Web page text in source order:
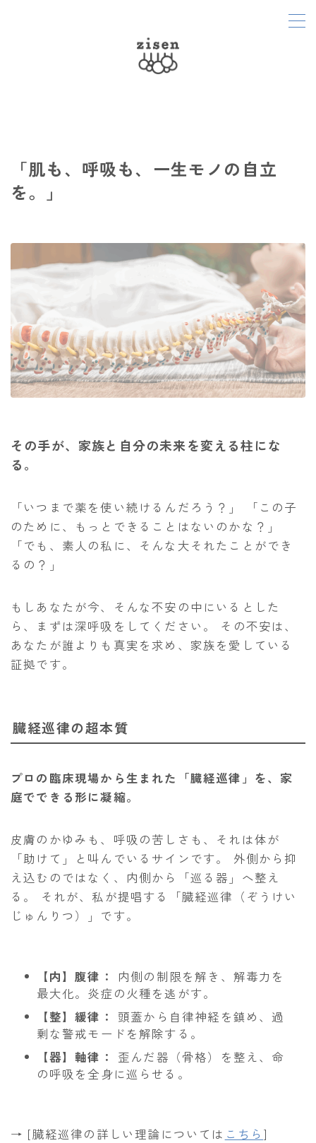
Menu
「肌も、呼吸も、一生モノの自立
を。」
その手が、家族と自分の未来を変える柱にな
る。
「いつまで薬を使い続けるんだろう？」 「この子
のために、もっとできることはないのかな？」
「でも、素人の私に、そんな大それたことができ
るの？」
もしあなたが今、そんな不安の中にいるとした
ら、まずは深呼吸をしてください。 その不安は、
あなたが誰よりも真実を求め、家族を愛している
証拠です。
臓経巡律の超本質
プロの臨床現場から生まれた「臓経巡律」を、家
庭でできる形に凝縮。
皮膚のかゆみも、呼吸の苦しさも、それは体が
「助けて」と叫んでいるサインです。 外側から抑
え込むのではなく、内側から「巡る器」へ整え
る。 それが、私が提唱する「臓経巡律（ぞうけい
じゅんりつ）」です。
【内】腹律：
内側の制限を解き、解毒力を
最大化。炎症の火種を逃がす。
【整】緩律：
頭蓋から自律神経を鎮め、過
剰な警戒モードを解除する。
【器】軸律：
歪んだ器（骨格）を整え、命
の呼吸を全身に巡らせる。
→ [臓経巡律の詳しい理論については こちら ]